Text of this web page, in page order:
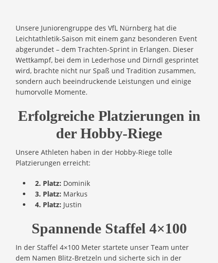
Unsere Juniorengruppe des VfL Nürnberg hat die
Leichtathletik-Saison mit einem ganz besonderen Event
abgerundet – dem Trachten-Sprint in Erlangen. Dieser
Wettkampf, bei dem in Lederhose und Dirndl gesprintet
wird, brachte nicht nur Spaß und Tradition zusammen,
sondern auch beeindruckende Leistungen und einige
humorvolle Momente.
Erfolgreiche Platzierungen in
der Hobby-Riege
Unsere Athleten haben in der Hobby-Riege tolle
Platzierungen erreicht:
2. Platz: Dominik
3. Platz: Markus
4. Platz: Justin
Spannende Staffel 4×100
In der Staffel 4×100 Meter startete unser Team unter
dem Namen Blitz-Bretzeln und sicherte sich in der